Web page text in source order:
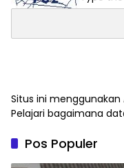
Situs ini
Pelajari bagaimana
Pos Populer